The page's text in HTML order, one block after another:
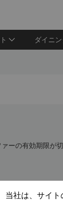
ダイニ
ァーの有効期限が
当社は、サイ